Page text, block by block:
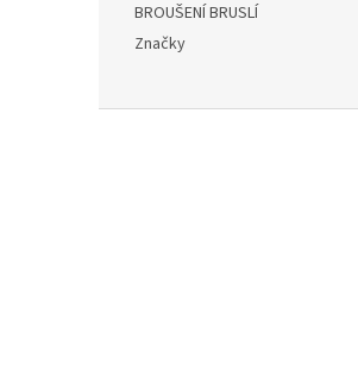
BROUŠENÍ BRUSLÍ
Značky